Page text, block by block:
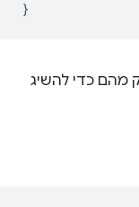
מהם כדי להשיג